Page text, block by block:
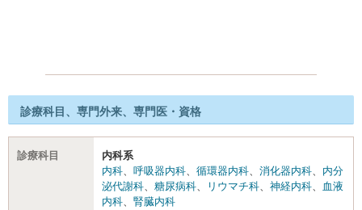
診療科目、専門外来、専門医・資格
診療科目
内科系
内科
呼吸器内科 循環器内科 消化器内科
内分
泌代謝科
糖尿病科 リウマチ科 神経内科
血液
内科
腎臓内科